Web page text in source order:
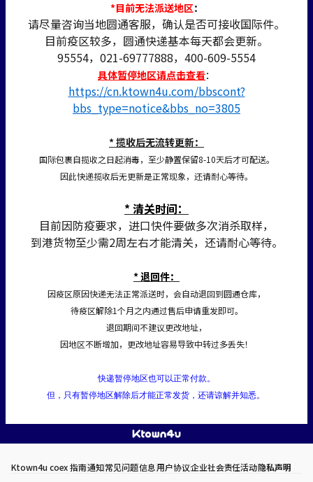
*目前无法派送地区：
请尽量咨询当地圆通客服，确认是否可接收国际件。
目前疫区较多，圆通快递基本每天都会更新。
95554，021-69777888，400-609-5554
具体暂停地区请点击查看：
https://cn.ktown4u.com/bbscont?
bbs_type=notice&bbs_no=3805
* 揽收后无流转更新：
国际包裹自揽收之日起消毒，至少静置保留8-10天后才可配送。
因此快递揽收后无更新是正常现象，还请耐心等待。
* 清关时间：
目前因防疫要求，进口快件要做多次消杀取样，
到港货物至少需2周左右才能清关，还请耐心等待。
* 退回件：
因疫区原因快递无法正常派送时，会自动退回到圆通仓库，
待疫区解除1个月之内通过售后申请重发即可。
退回期间不建议更改地址，
因地区不断增加，更改地址容易导致中转过多丢失！
快递暂停地区也可以正常付款。
但，只有暂停地区解除后才能正常发货，还请谅解并知悉。
Ktown4u coex 指南通知常见问题信息用户协议企业社会责任活动隐私声明